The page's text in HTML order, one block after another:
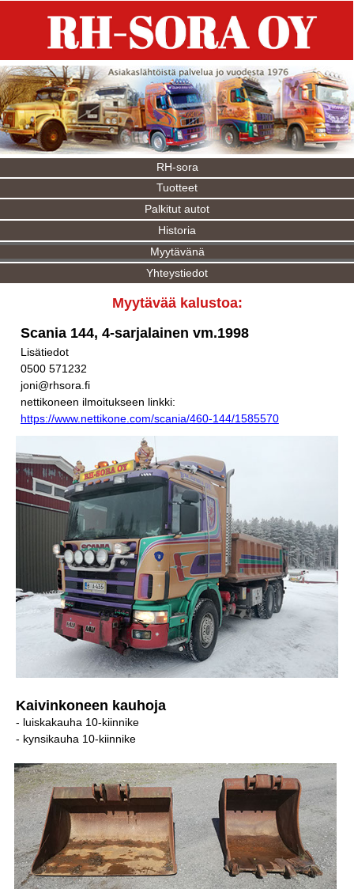
RH-sora
Tuotteet
Palkitut autot
Historia
Myytävänä
Yhteystiedot
Myytävää kalustoa:
Scania 144, 4-sarjalainen vm.1998
Lisätiedot
0500 571232
joni@rhsora.fi
nettikoneen ilmoitukseen linkki:
https://www.nettikone.com/scania/460-144/1585570
Kaivinkoneen kauhoja
- luiskakauha 10-kiinnike
- kynsikauha 10-kiinnike